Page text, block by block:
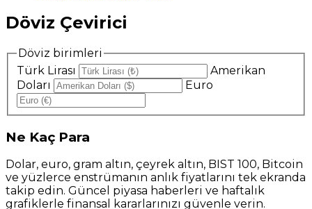
Döviz Çevirici
Döviz birimleri
Türk Lirası
Amerikan
Doları
Euro
Ne Kaç Para
Dolar, euro, gram altın, çeyrek altın, BIST 100, Bitcoin
ve yüzlerce enstrümanın anlık fiyatlarını tek ekranda
takip edin. Güncel piyasa haberleri ve haftalık
grafiklerle finansal kararlarınızı güvenle verin.